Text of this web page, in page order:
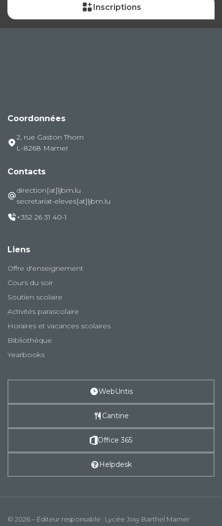
Inscriptions
Coordonnées
2, rue Gaston Thorn
L-8268 Mamer
Contacts
direction[at]ljbm.lu
secretariat-eleves[at]ljbm.lu
+352 26 31 40-1
Liens
Offre d'enseignement
Cours du soir
Soutien scolaire
Activités parascolaire
Horaires et vacances scolaires
Bibliothèque
Yearbooks
WebUntis
Cantine
Office 365
Helpdesk
© 2026 – Éditeur responsable : Lycée Josy Barthel Mamer